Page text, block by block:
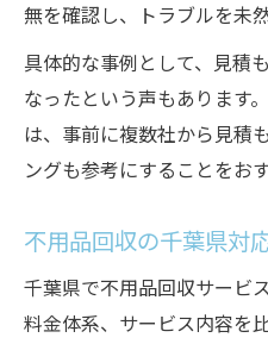
不用品回収と千葉
け方
粗大ゴミ千葉市
の比較
千葉県で粗大ゴミ
不用品回収 千葉
よう
千葉県のリサイクル
無を確認し、トラブルを未
具体的な事例として、見積
なったという声もあります
は、事前に複数社から見積
ングも参考にすることをお
不用品回収の千葉県対
千葉県で不用品回収サービ
料金体系、サービス内容を